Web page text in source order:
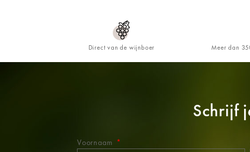
Direct van de wijnboer Meer dan
Schrijf
Voornaam